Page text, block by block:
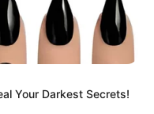
Your Darkest Secrets!